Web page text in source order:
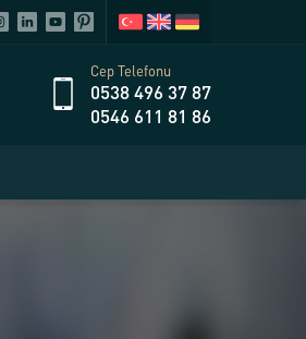
Cep Telefonu
0538 496 37 87
0546 611 81 86